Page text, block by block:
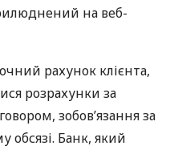
на веб-
рахунок клієнта,
розрахунки за
зобов’язання за
обсязі. Банк, який